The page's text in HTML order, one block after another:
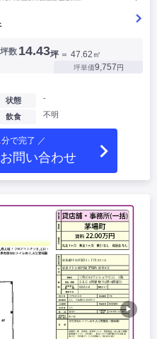
坪数 14.43坪 ＝ 47.62㎡
坪単価9,757円
状態 -
飲食 不明
分で完了 ／
問い合わせ
▶